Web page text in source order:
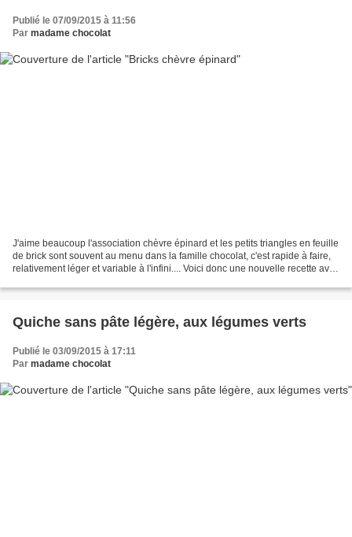
Publié le 07/09/2015 à 11:56
Par madame chocolat
J'aime beaucoup l'association chèvre épinard et les petits triangles en feuille
de brick sont souvent au menu dans la famille chocolat, c'est rapide à faire,
relativement léger et variable à l'infini.... Voici donc une nouvelle recette avec
Quiche sans pâte légère, aux légumes verts
Publié le 03/09/2015 à 17:11
Par madame chocolat